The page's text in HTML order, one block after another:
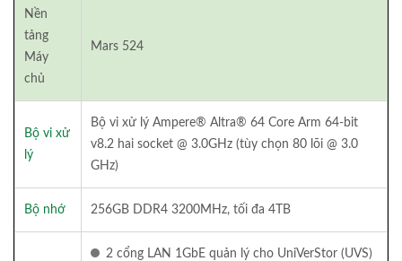
Nền
tảng
Máy
chủ
Mars 524
Bộ vi xử
lý
Bộ vi xử lý Ampere® Altra® 64 Core Arm 64-bit
v8.2 hai socket @ 3.0GHz (tùy chọn 80 lõi @ 3.0
GHz)
Bộ nhớ 256GB DDR4 3200MHz, tối đa 4TB
2 cổng LAN 1GbE quản lý cho UniVerStor (UVS)